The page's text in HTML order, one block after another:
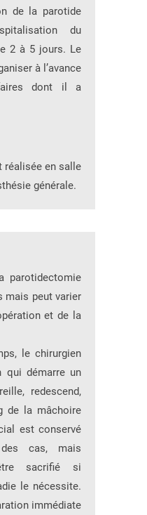
de la parotide
du
2 à 5 jours. Le
à l’avance
dont il a
réalisée en salle
générale.
parotidectomie
mais peut varier
et de la
le chirurgien
qui démarre un
redescend,
de la mâchoire
est conservé
cas, mais
sacrifié si
le nécessite.
immédiate